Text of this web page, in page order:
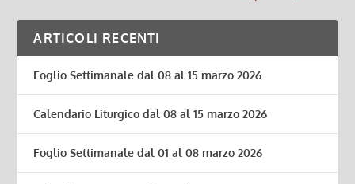
ARTICOLI RECENTI
Foglio Settimanale dal 08 al 15 marzo 2026
Calendario Liturgico dal 08 al 15 marzo 2026
Foglio Settimanale dal 01 al 08 marzo 2026